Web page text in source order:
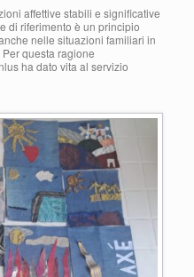
affettive stabili e significative
di riferimento è un principio
nelle situazioni familiari in
questa ragione
ha dato vita al servizio